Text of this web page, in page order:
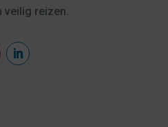
veilig reizen.